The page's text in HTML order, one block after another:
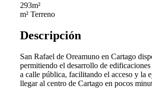
293m²
m² Terreno
Descripción
San Rafael de Oreamuno en Cartago
permitiendo el desarrollo de
a calle pública, facilitando el acceso y la
llegar al centro de Cartago en pocos